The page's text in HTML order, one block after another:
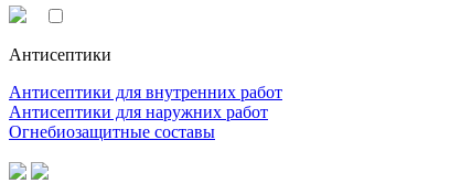
Антисептики
Антисептики для внутренних работ
Антисептики для наружних работ
Огнебиозащитные составы